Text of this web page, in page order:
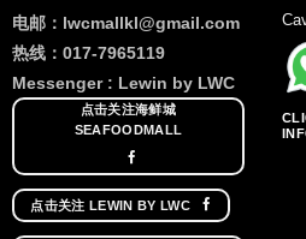
电邮：lwcmallkl@gmail.com
热线：017-7965119
Messenger : Lewin by LWC
点击关注海鲜城
SEAFOODMALL
点击关注 LEWIN BY LWC